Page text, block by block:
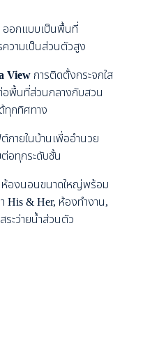
ออกแบบเป็นพื้นที่
วามเป็นส่วนตัวสูง
View การติดตั้งกระจกใส
อพื้นที่ส่วนกลางกับสวน
ทุกทิศทาง
ายในบ้านเพื่ออำนวย
ต่อทุกระดับชั้น
ห้องนอนขนาดใหญ่พร้อม
His & Her, ห้องทำงาน,
ระว่ายน้ำส่วนตัว